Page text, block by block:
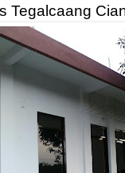
Tegalcaang